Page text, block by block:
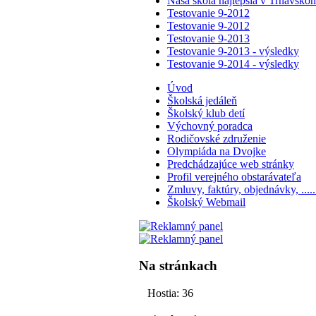
Testovanie 9-2012
Testovanie 9-2012
Testovanie 9-2013
Testovanie 9-2013 - výsledky
Testovanie 9-2014 - výsledky
Úvod
Školská jedáleň
Školský klub detí
Výchovný poradca
Rodičovské združenie
Olympiáda na Dvojke
Predchádzajúce web stránky
Profil verejného obstarávateľa
Zmluvy, faktúry, objednávky,
Školský Webmail
Na stránkach
Hostia: 36